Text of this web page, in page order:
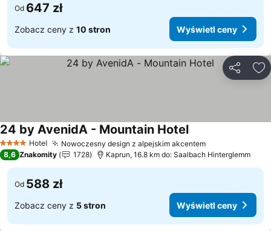
Od 647 zł
Zobacz ceny z 10 stron Wyświetl ceny
4 KategoriaHotel Nowoczesny design z alpejskim akcentemWyświetl ceny
24 by AvenidA - Mountain HotelWyświetl ceny
8,6 Znakomity 1728 Kaprun, 16.8 km do: Saalbach Hinterglemm
Od 588 zł
Zobacz ceny z 5 stron Wyświetl ceny